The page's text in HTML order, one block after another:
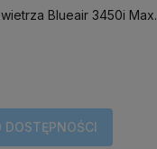
Blueair 3450i Max.
DOSTĘPNOŚCI